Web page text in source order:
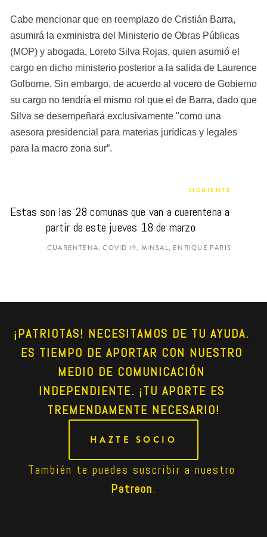
Cabe mencionar que en reemplazo de Cristián Barra,
asumirá la exministra del Ministerio de Obras Públicas
(MOP) y abogada, Loreto Silva Rojas, quien asumió el
cargo en dicho ministerio posterior a la salida de Laurence
Golborne. Sin embargo, de acuerdo al vocero de Gobierno
su cargo no tendría el mismo rol que el de Barra, dado que
Silva se desempeñará exclusivamente "como una
asesora presidencial para materias jurídicas y legales
para la macro zona sur”.
SIGUIENTE
Estas son las 28 comunas que van a cuarentena a
partir de este jueves 18 de marzo
CUARENTENA, COVID 19, MINSAL, ENRIQUE PARIS
¡PATRIOTAS! NECESITAMOS DE TU AYUDA.
ES TIEMPO DE APORTAR CON NUESTRO
MEDIO DE COMUNICACIÓN
INDEPENDIENTE. ¡TU APORTE ES
TREMENDAMENTE NECESARIO!
HAZTE SOCIO
Patreon.